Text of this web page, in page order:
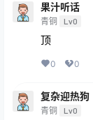
果汁听话
青铜 Lv0
顶
0 0
复杂迎热狗
青铜 Lv0